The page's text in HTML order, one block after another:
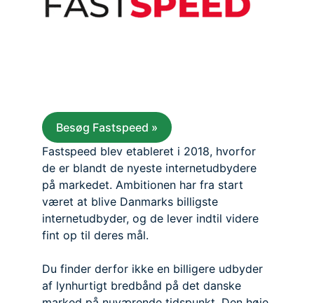
Besøg Fastspeed »
Fastspeed blev etableret i 2018, hvorfor
de er blandt de nyeste internetudbydere
på markedet. Ambitionen har fra start
været at blive Danmarks billigste
internetudbyder, og de lever indtil videre
fint op til deres mål.
Du finder derfor ikke en billigere udbyder
af lynhurtigt bredbånd på det danske